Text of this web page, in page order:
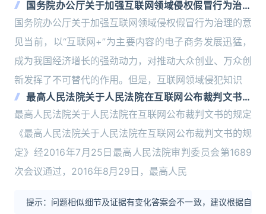
国务院办公厅关于加强互联网领域侵权假冒行为治理
的意见
国务院办公厅关于加强互联网领域侵权假冒行为治理的意
见当前，以“互联网+”为主要内容的电子商务发展迅猛，
成为我国经济增长的强劲动力，对推动大众创业、万众创
新发挥了不可替代的作用。但是，互联网领域侵犯知识
最高人民法院关于人民法院在互联网公布裁判文书的
规定
最高人民法院关于人民法院在互联网公布裁判文书的规定
《最高人民法院关于人民法院在互联网公布裁判文书的规
定》经2016年7月25日最高人民法院审判委员会第1689
次会议通过，2016年8月29日，最高人民
提示：问题相似细节及证据有变化答案会不一致，建议根据自